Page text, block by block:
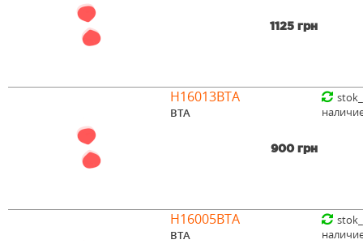
1125 грн
H16013BTA
BTA
900 грн
H16005BTA
BTA